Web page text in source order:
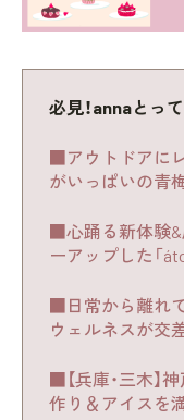
必見！annaとっ
■アウトドアに
がいっぱいの青
■心踊る新体験&
ーアップした「
■日常から離れ
ウェルネスが交
■【兵庫・三木】
作り＆アイスを